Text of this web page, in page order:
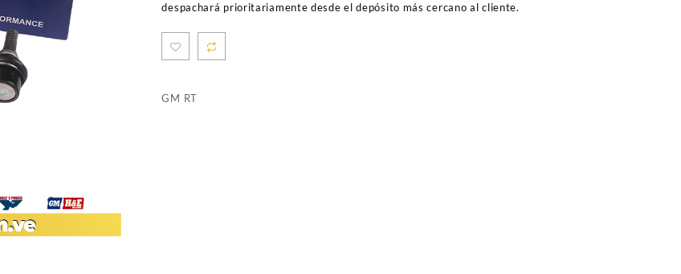
despachará prioritariamente desde el depósito más cercano al cliente.
GM RT